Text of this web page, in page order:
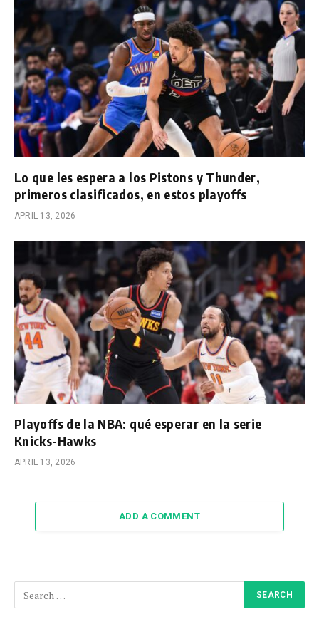
Lo que les espera a los Pistons y Thunder,
primeros clasificados, en estos playoffs
APRIL 13, 2026
Playoffs de la NBA: qué esperar en la serie
Knicks-Hawks
APRIL 13, 2026
ADD A COMMENT